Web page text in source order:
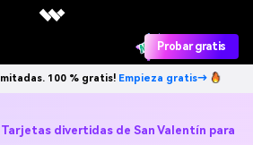
Probar gratis
100 % gratis! Empieza gratis→
Tarjetas divertidas de San Valentín para